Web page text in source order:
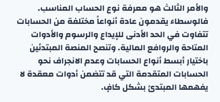
والأمر الثالث هو معرفة نوع الحساب المناسب.
فالوسطاء يقدمون عادة أنواعاً مختلفة من الحسابات
تتفاوت في الحد الأدنى للإيداع والرسوم والأدوات
المتاحة والروافع المالية. وتنصح المنصة المبتدئين
باختيار أبسط أنواع الحسابات وعدم الانجراف نحو
الحسابات المتقدمة التي قد تتضمن أدوات معقدة لا
يفهمها المبتدئ بشكل كافٍ.